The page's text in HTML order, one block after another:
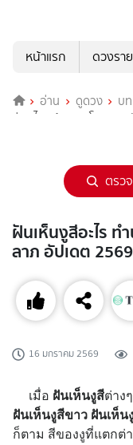
หน้าแรก
ดวงรา
อ่าน ดูดวง บ
ว่าอะไร พร้อมเลขโชคลาภ
ตรว
ฝันเห็นงูสีอะไร ท
ลาภ อัปเดต 2569
16 มกราคม 2569
เมื่อ ฝันเห็นงูสีต่าง
ฝันเห็นงูสีขาว ฝันเห็น
ก็ตาม สีของงูที่แตกต่